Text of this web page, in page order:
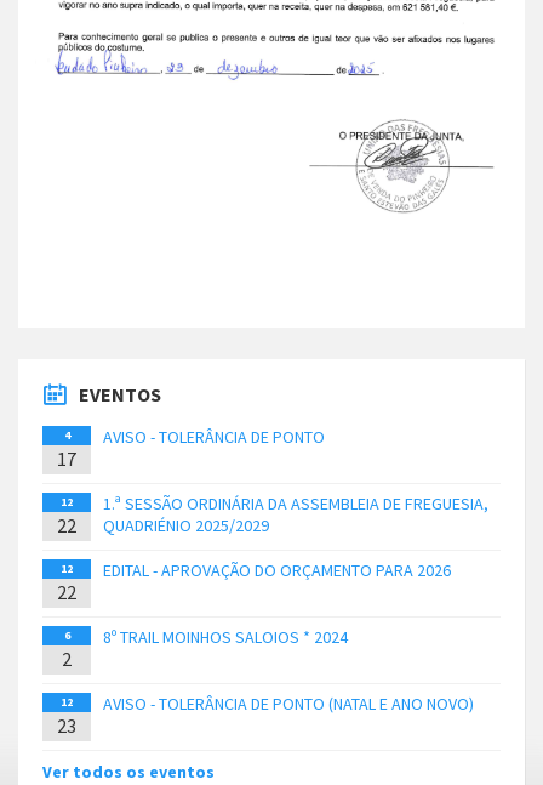
EVENTOS
4
17
AVISO - TOLERÂNCIA DE PONTO
12
22
1.ª SESSÃO ORDINÁRIA DA ASSEMBLEIA DE FREGUESIA,
QUADRIÉNIO 2025/2029
12
22
EDITAL - APROVAÇÃO DO ORÇAMENTO PARA 2026
6
2
8º TRAIL MOINHOS SALOIOS * 2024
12
23
AVISO - TOLERÂNCIA DE PONTO (NATAL E ANO NOVO)
Ver todos os eventos